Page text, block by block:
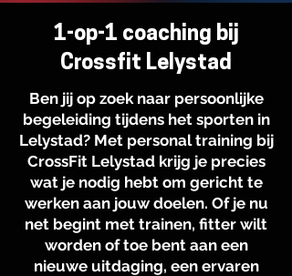
1-op-1 coaching bij
Crossfit Lelystad
Ben jij op zoek naar persoonlijke
begeleiding tijdens het sporten in
Lelystad? Met personal training bij
CrossFit Lelystad krijg je precies
wat je nodig hebt om gericht te
werken aan jouw doelen. Of je nu
net begint met trainen, fitter wilt
worden of toe bent aan een
nieuwe uitdaging, een ervaren